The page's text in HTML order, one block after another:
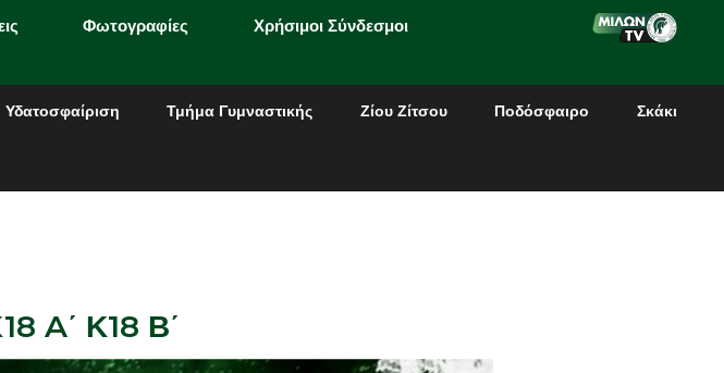
Φωτογραφίες
Χρήσιμοι Σύνδεσμοι
Υδατοσφαίριση Τμήμα Γυμναστικής Ζίου Ζίτσου Ποδόσφαιρο Σκάκι
A΄ Κ18 Β΄